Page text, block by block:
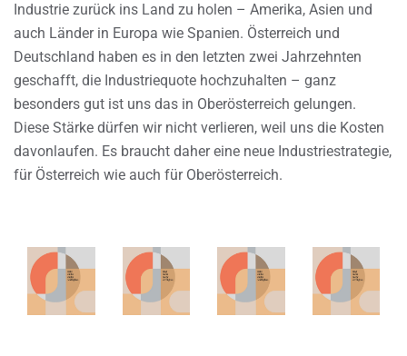
Industrie zurück ins Land zu holen – Amerika, Asien und
auch Länder in Europa wie Spanien. Österreich und
Deutschland haben es in den letzten zwei Jahrzehnten
geschafft, die Industriequote hochzuhalten – ganz
besonders gut ist uns das in Oberösterreich gelungen.
Diese Stärke dürfen wir nicht verlieren, weil uns die Kosten
davonlaufen. Es braucht daher eine neue Industriestrategie,
für Österreich wie auch für Oberösterreich.